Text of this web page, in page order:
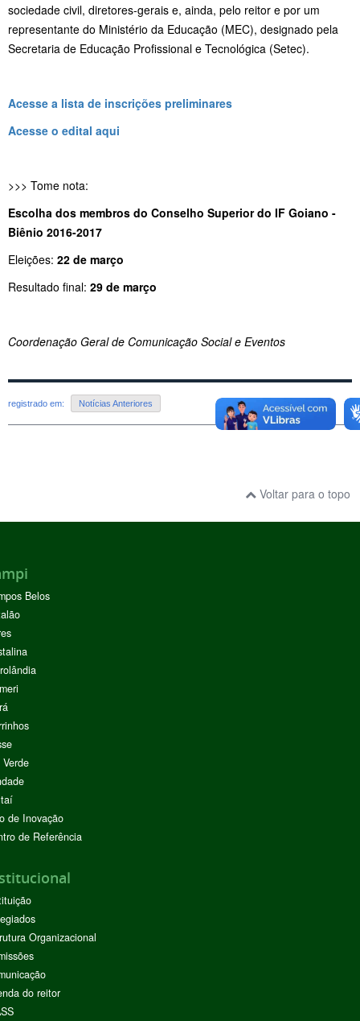
sociedade civil, diretores-gerais e, ainda, pelo reitor e por um
representante do Ministério da Educação (MEC), designado pela
Secretaria de Educação Profissional e Tecnológica (Setec).
Acesse a lista de inscrições preliminares
Acesse o edital aqui
>>> Tome nota:
Escolha dos membros do Conselho Superior do IF Goiano -
Biênio 2016-2017
Eleições: 22 de março
Resultado final: 29 de março
Coordenação Geral de Comunicação Social e Eventos
registrado em: Notícias Anteriores
Voltar para o topo
Belos
de Inovação
de Referência
Organizacional
do reitor